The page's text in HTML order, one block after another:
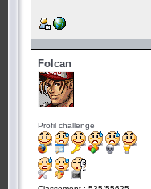
Folcan
Profil challenge